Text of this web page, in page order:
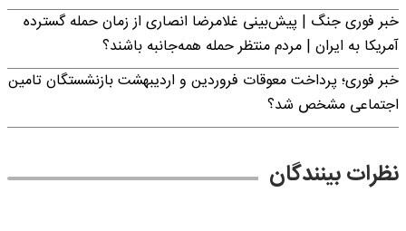
خبر فوری جنگ | پیش‌بینی غلامرضا انصاری از زمان حمله گسترده
آمریکا به ایران | مردم منتظر حمله همه‌جانبه باشند؟
خبر فوری؛ پرداخت معوقات فروردین و اردیبهشت بازنشستگان تامین
اجتماعی مشخص شد؟
نظرات بینندگان